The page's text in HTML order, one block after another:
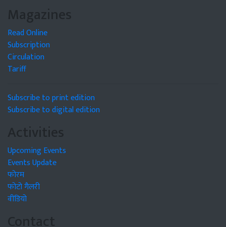
Magazines
Read Online
Subscription
Circulation
Tariff
Subscribe to print edition
Subscribe to digital edition
Activities
Upcoming Events
Events Update
फोरम
फोटो गैलरी
वीडियो
Contact